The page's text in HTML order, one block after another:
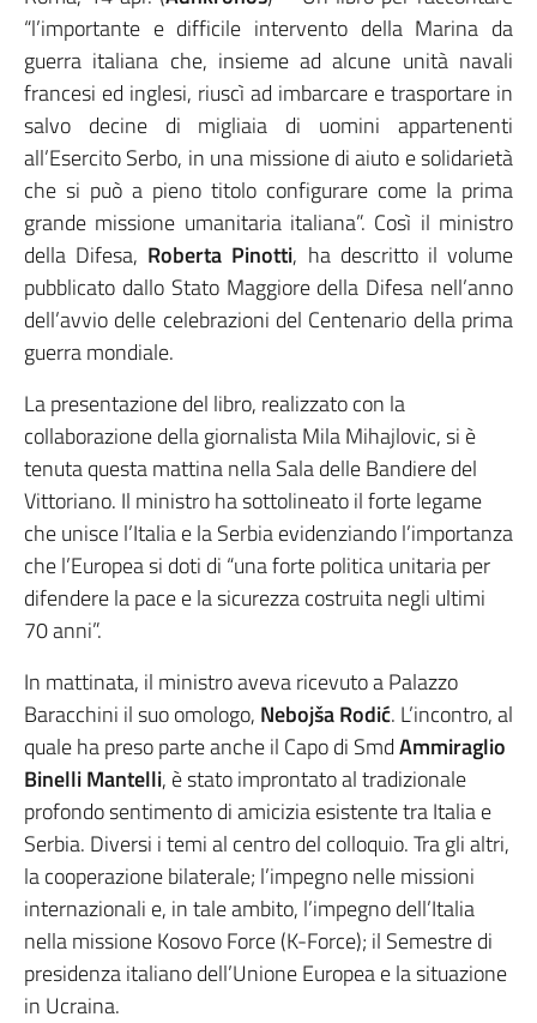
“l’importante e difficile intervento della Marina da
guerra italiana che, insieme ad alcune unità navali
francesi ed inglesi, riuscì ad imbarcare e trasportare in
salvo decine di migliaia di uomini appartenenti
all’Esercito Serbo, in una missione di aiuto e solidarietà
che si può a pieno titolo configurare come la prima
grande missione umanitaria italiana”. Così il ministro
della Difesa, Roberta Pinotti, ha descritto il volume
pubblicato dallo Stato Maggiore della Difesa nell’anno
dell’avvio delle celebrazioni del Centenario della prima
guerra mondiale.
La presentazione del libro, realizzato con la
collaborazione della giornalista Mila Mihajlovic, si è
tenuta questa mattina nella Sala delle Bandiere del
Vittoriano. Il ministro ha sottolineato il forte legame
che unisce l’Italia e la Serbia evidenziando l’importanza
che l’Europea si doti di “una forte politica unitaria per
difendere la pace e la sicurezza costruita negli ultimi
70 anni”.
In mattinata, il ministro aveva ricevuto a Palazzo
Baracchini il suo omologo, Nebojša Rodić. L’incontro, al
quale ha preso parte anche il Capo di SmdAmmiraglio
Binelli Mantelli, è stato improntato al tradizionale
profondo sentimento di amicizia esistente tra Italia e
Serbia. Diversi i temi al centro del colloquio. Tra gli altri,
la cooperazione bilaterale; l’impegno nelle missioni
internazionali e, in tale ambito, l’impegno dell’Italia
nella missione Kosovo Force (K-Force); il Semestre di
presidenza italiano dell’Unione Europea e la situazione
in Ucraina.